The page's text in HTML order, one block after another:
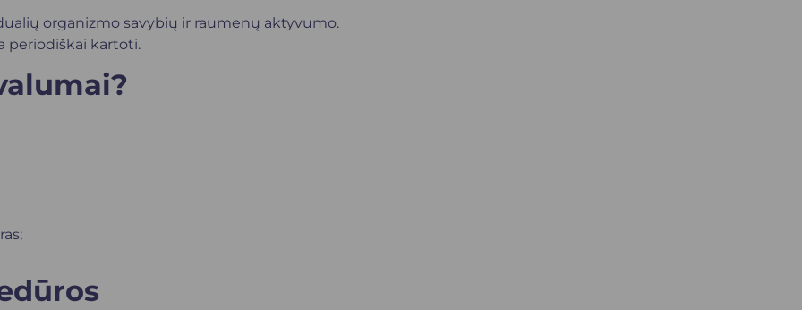
organizmo savybių ir raumenų aktyvumo.
periodiškai kartoti.